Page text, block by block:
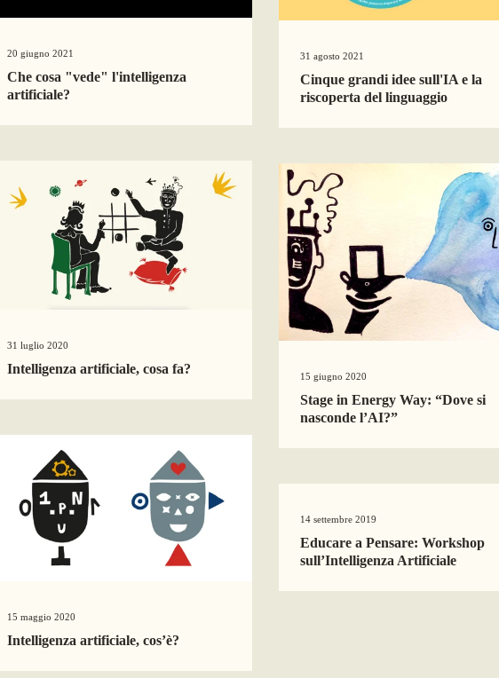
31 agosto 2021
Cinque grandi idee sull'IA e la
riscoperta del linguaggio
20 giugno 2021
Che cosa "vede" l'intelligenza
artificiale?
31 luglio 2020
Intelligenza artificiale, cosa fa?
15 giugno 2020
Stage in Energy Way: “Dove si
nasconde l’AI?”
15 maggio 2020
Intelligenza artificiale, cos’è?
14 settembre 2019
Educare a Pensare: Workshop
sull’Intelligenza Artificiale